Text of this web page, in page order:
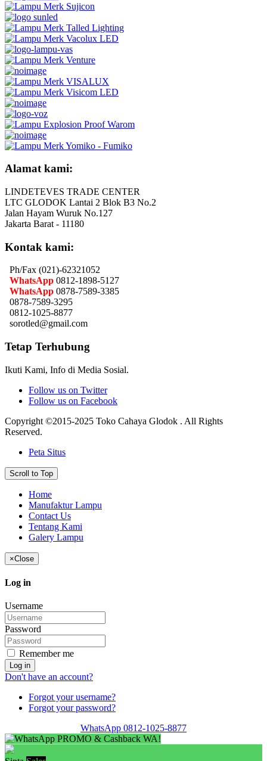
Alamat kami:
LINDETEVES TRADE CENTER
LTC GLODOK Lantai 2 Blok B3 No.2
Jalan Hayam Wuruk No.127
Jakarta Barat - 11180
Kontak kami:
Ph/Fax (021)-62321052
WhatsApp 0812-1898-5127
WhatsApp 0878-7589-3385
0878-7589-3295
0812-1025-8877
sorotled@gmail.com
Tetap Terhubung
Ikuti Kami, Info di Media Sosial.
Follow us on Twitter
Follow us on Facebook
Copyright ©2015-2025 Toko Cahaya Glodok . All Rights
Reserved.
Peta Situs
Scroll to Top
Home
Manufaktur Lampu
Contact Us
Tentang Kami
Galery Lampu
×Close
Log in
Username
Password
Remember me
Log in
Don't have an account?
Forgot your username?
Forgot your password?
WhatsApp 0812-1025-8877
PROMO & Cashback WA!